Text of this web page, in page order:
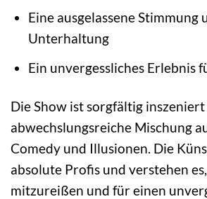
Eine ausgelassene Stimmung
Unterhaltung
Ein unvergessliches Erlebnis
Die Show ist sorgfältig
abwechslungsreiche Mischung
Comedy und Illusionen. Die
absolute Profis und verstehen
mitzureißen und für einen